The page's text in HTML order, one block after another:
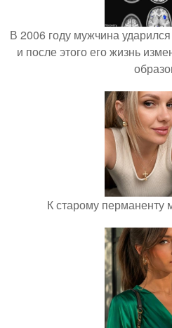
В 2006 году мужчина
и после этого его жизнь
К старому перманенту